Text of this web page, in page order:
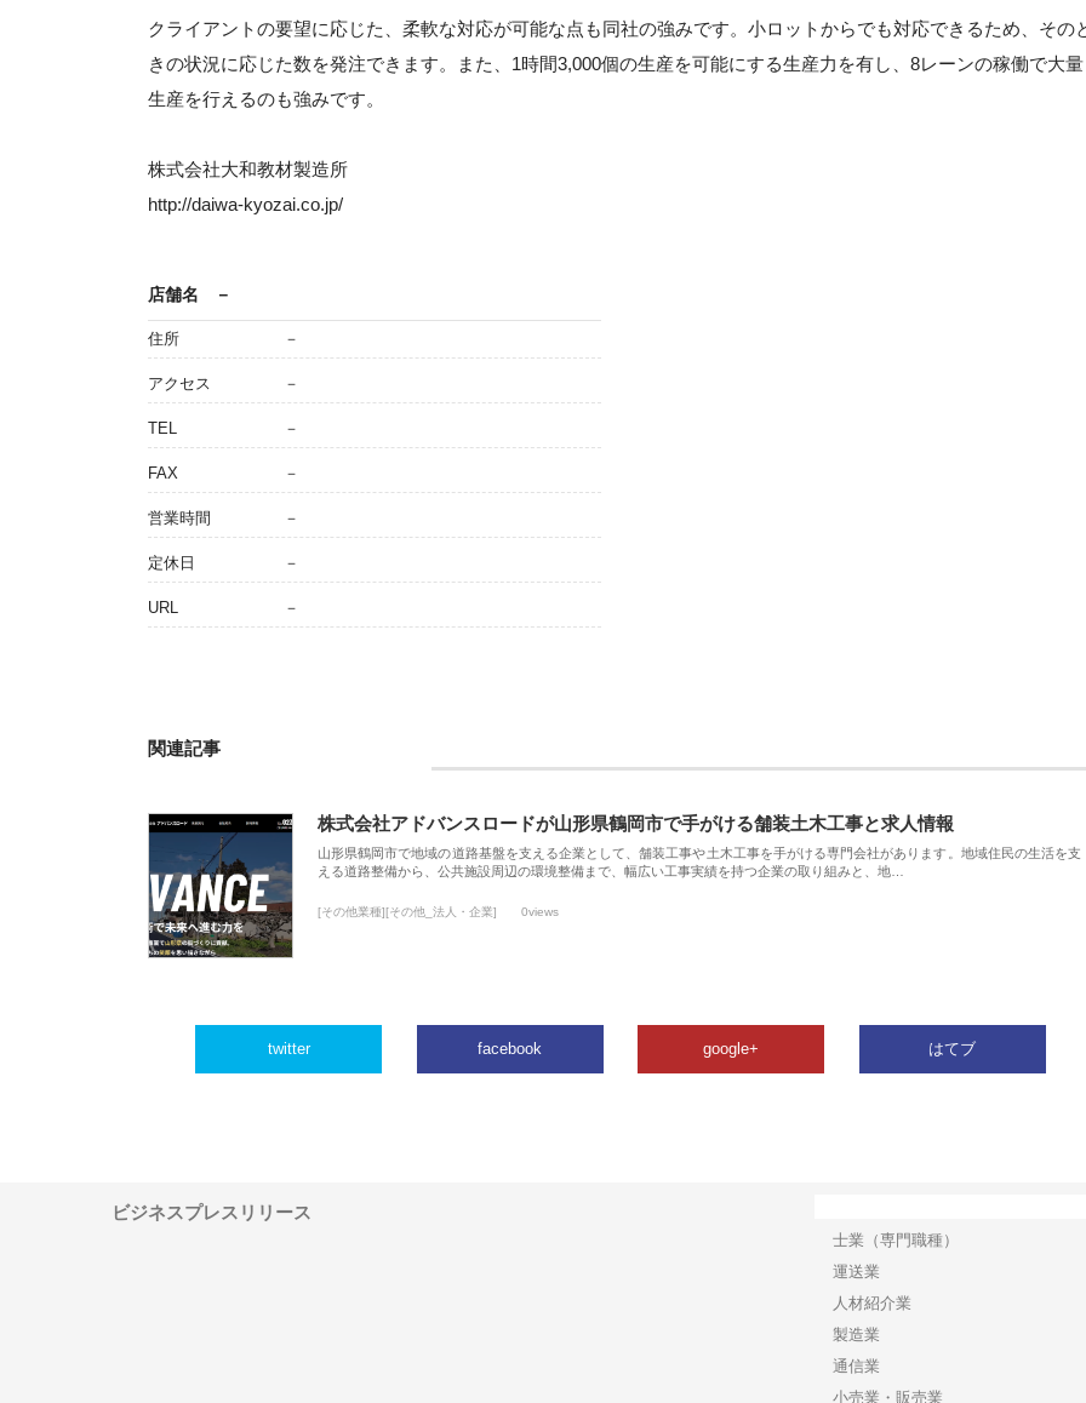
クライアントの要望に応じた、柔軟な対応が可能な点も同社の強みです。小ロットからでも対応できるため、その
きの状況に応じた数を発注できます。また、1時間3,000個の生産を可能にする生産力を有し、8レーンの稼働で大量
生産を行えるのも強みです。
株式会社大和教材製造所
http://daiwa-kyozai.co.jp/
店舗名 －
住所 －
アクセス －
TEL －
FAX －
営業時間 －
定休日 －
URL －
関連記事
株式会社アドバンスロードが山形県鶴岡市で手がける舗装土木工事と求人情報
山形県鶴岡市で地域の道路基盤を支える企業として、舗装工事や土木工事を手がける専門会社があります。地域住民の生活を支
える道路整備から、公共施設周辺の環境整備まで、幅広い工事実績を持つ企業の取り組みと、地…
[その他業種][その他_法人・企業] 0views
twitter facebook google+ はてブ
ビジネスプレスリリース
士業（専門職種）
運送業
人材紹介業
製造業
通信業
小売業・販売業